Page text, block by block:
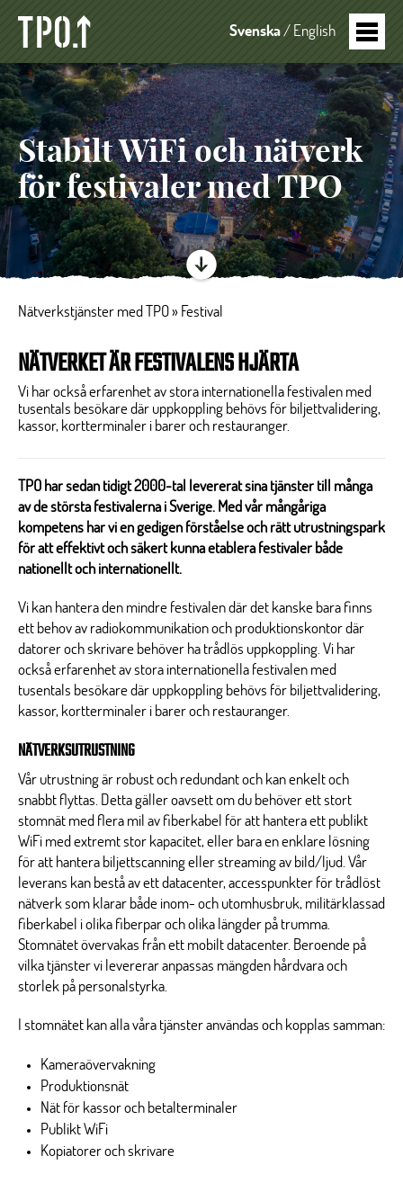
Svenska English
Stabilt WiFi och nätverk
för festivaler med TPO
Nätverkstjänster med TPO» Festival
NÄTVERKET ÄR FESTIVALENS HJÄRTA
Vi har också erfarenhet av stora internationella festivalen med
tusentals besökare där uppkoppling behövs för biljettvalidering,
kassor, kortterminaler i barer och restauranger.
TPO har sedan tidigt 2000-tal levererat sina tjänster till många
av de största festivalerna i Sverige. Med vår mångåriga
kompetens har vi en gedigen förståelse och rätt utrustningspark
för att effektivt och säkert kunna etablera festivaler både
nationellt och internationellt.
Vi kan hantera den mindre festivalen där det kanske bara finns
ett behov av radiokommunikation och produktionskontor där
datorer och skrivare behöver ha trådlös uppkoppling. Vi har
också erfarenhet av stora internationella festivalen med
tusentals besökare där uppkoppling behövs för biljettvalidering,
kassor, kortterminaler i barer och restauranger.
NÄTVERKSUTRUSTNING
Vår utrustning är robust och redundant och kan enkelt och
snabbt flyttas. Detta gäller oavsett om du behöver ett stort
stomnät med flera mil av fiberkabel för att hantera ett publikt
WiFi med extremt stor kapacitet, eller bara en enklare lösning
för att hantera biljettscanning eller streaming av bild/ljud. Vår
leverans kan bestå av ett datacenter, accesspunkter för trådlöst
nätverk som klarar både inom- och utomhusbruk, militärklassad
fiberkabel i olika fiberpar och olika längder på trumma.
Stomnätet övervakas från ett mobilt datacenter. Beroende på
vilka tjänster vi levererar anpassas mängden hårdvara och
storlek på personalstyrka.
I stomnätet kan alla våra tjänster användas och kopplas samman:
Kameraövervakning
Produktionsnät
Nät för kassor och betalterminaler
Publikt WiFi
Kopiatorer och skrivare